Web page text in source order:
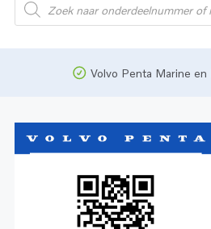
Onderdelen
Bedrijfsvaart
Volvo Penta Marine